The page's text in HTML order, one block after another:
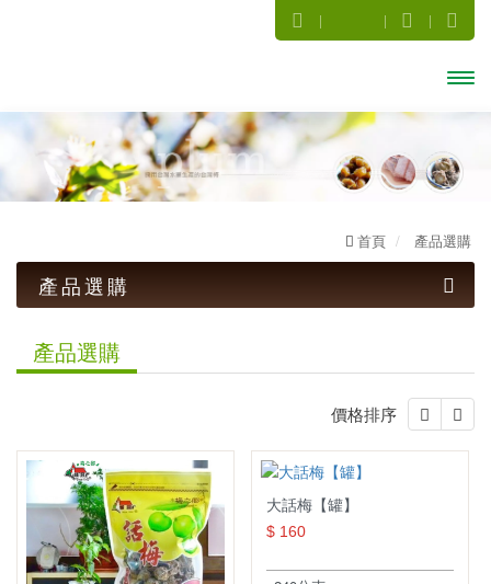
首頁 產品選購
產品選購
梅子系列
傳統古早味
小禮盒系列
茶葉罐系列
產品選購
價格排序
大話梅【罐】
$ 160